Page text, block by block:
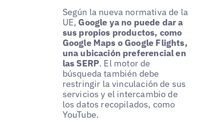
Según la nueva normativa de la
UE, Google ya no puede dar a
sus propios productos, como
Google Maps o Google Flights,
una ubicación preferencial en
las SERP. El motor de
búsqueda también debe
restringir la vinculación de sus
servicios y el intercambio de
los datos recopilados, como
YouTube.